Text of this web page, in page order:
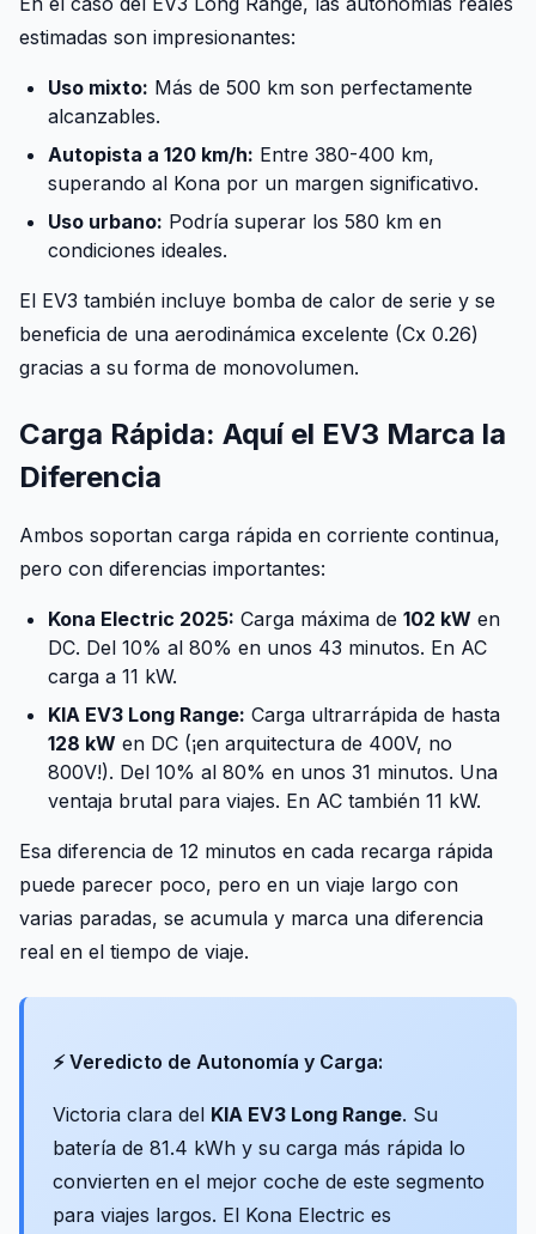
estimadas son impresionantes:
Uso mixto: Más de 500 km son perfectamente
alcanzables.
Autopista a 120 km/h: Entre 380-400 km,
superando al Kona por un margen significativo.
Uso urbano: Podría superar los 580 km en
condiciones ideales.
El EV3 también incluye bomba de calor de serie y se
beneficia de una aerodinámica excelente (Cx 0.26)
gracias a su forma de monovolumen.
Carga Rápida: Aquí el EV3 Marca la
Diferencia
Ambos soportan carga rápida en corriente continua,
pero con diferencias importantes:
Kona Electric 2025: Carga máxima de 102 kW en
DC. Del 10% al 80% en unos 43 minutos. En AC
carga a 11 kW.
KIA EV3 Long Range: Carga ultrarrápida de hasta
128 kW en DC (¡en arquitectura de 400V, no
800V!). Del 10% al 80% en unos 31 minutos. Una
ventaja brutal para viajes. En AC también 11 kW.
Esa diferencia de 12 minutos en cada recarga rápida
puede parecer poco, pero en un viaje largo con
varias paradas, se acumula y marca una diferencia
real en el tiempo de viaje.
⚡ Veredicto de Autonomía y Carga:
Victoria clara del KIA EV3 Long Range. Su
batería de 81.4 kWh y su carga más rápida lo
convierten en el mejor coche de este segmento
para viajes largos. El Kona Electric es